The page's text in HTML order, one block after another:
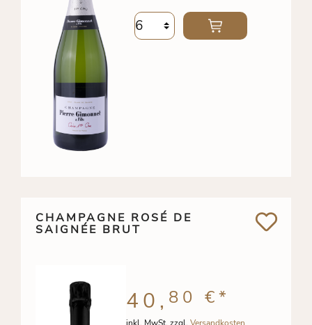
CHAMPAGNE ROSÉ DE
SAIGNÉE BRUT
40, 80 €*